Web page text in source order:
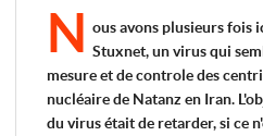
N ous avons plusieurs fois
Stuxnet, un virus qui
mesure et de controle des
nucléaire de Natanz en Iran.
du virus était de retarder, si ce